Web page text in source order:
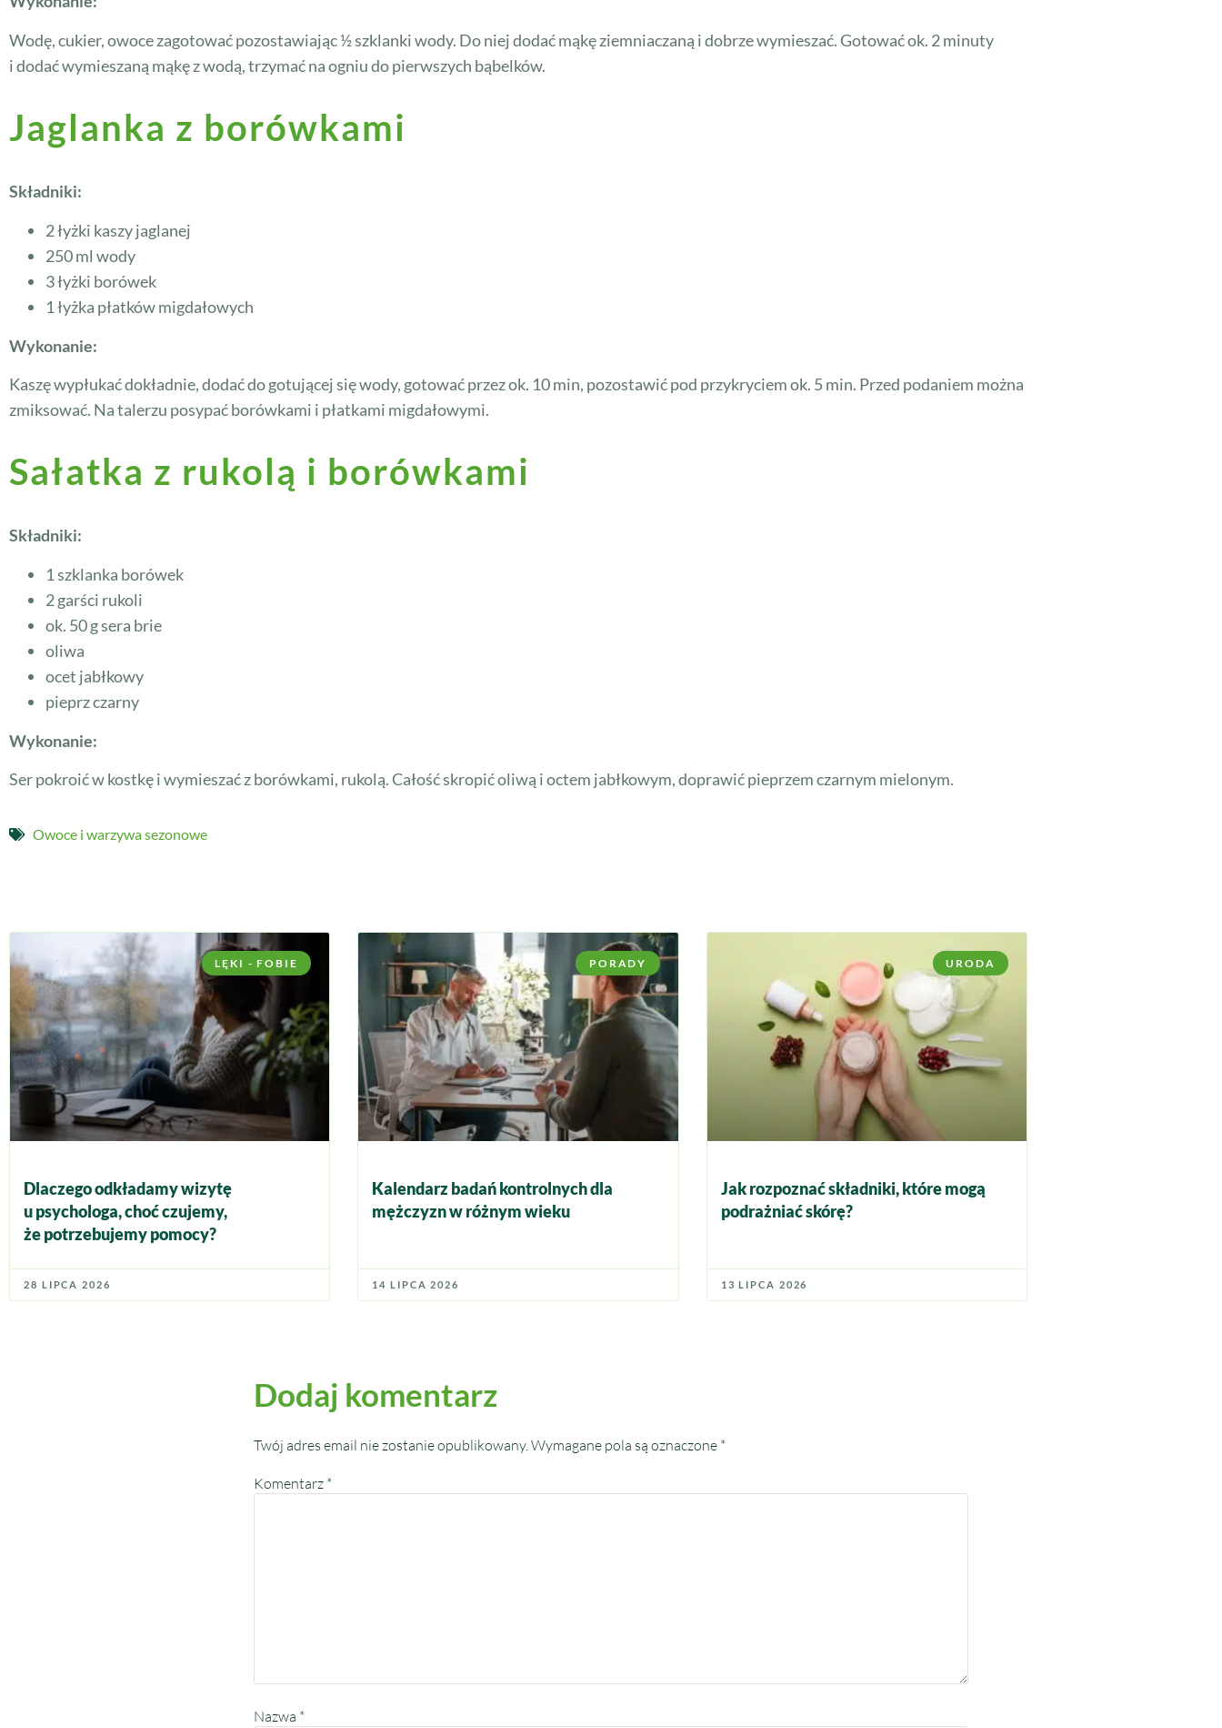
Wodę, cukier, owoce zagotować pozostawiając ½ szklanki wody. Do niej dodać mąkę ziemniaczaną i dobrze wymieszać. Gotować ok. 2 minuty
i dodać wymieszaną mąkę z wodą, trzymać na ogniu do pierwszych bąbelków.
Jaglanka z borówkami
Składniki:
2 łyżki kaszy jaglanej
250 ml wody
3 łyżki borówek
1 łyżka płatków migdałowych
Wykonanie:
Kaszę wypłukać dokładnie, dodać do gotującej się wody, gotować przez ok. 10 min, pozostawić pod przykryciem ok. 5 min. Przed podaniem można
zmiksować. Na talerzu posypać borówkami i płatkami migdałowymi.
Sałatka z rukolą i borówkami
Składniki:
1 szklanka borówek
2 garści rukoli
ok. 50 g sera brie
oliwa
ocet jabłkowy
pieprz czarny
Wykonanie:
Ser pokroić w kostkę i wymieszać z borówkami, rukolą. Całość skropić oliwą i octem jabłkowym, doprawić pieprzem czarnym mielonym.
Owoce i warzywa sezonowe
LĘKI - FOBIE
Dlaczego odkładamy wizytę
u psychologa, choć czujemy,
że potrzebujemy pomocy?
28 LIPCA 2026
PORADY
Kalendarz badań kontrolnych dla
mężczyzn w różnym wieku
14 LIPCA 2026
URODA
Jak rozpoznać składniki, które mogą
podrażniać skórę?
13 LIPCA 2026
Dodaj komentarz
Twój adres email nie zostanie opublikowany.Wymagane pola są oznaczone *
Komentarz *
Nazwa *